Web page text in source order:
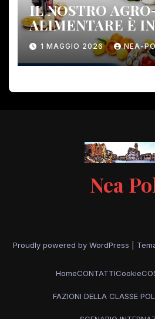
IL NOSTRO
ALIMENTARE È IN
PERICOLO!
1 MAGGIO 2026 NEA-
Nea
Proudly powered by WordPress
HomeCONTATTICookie
FAZIONI DELLA CLASSE